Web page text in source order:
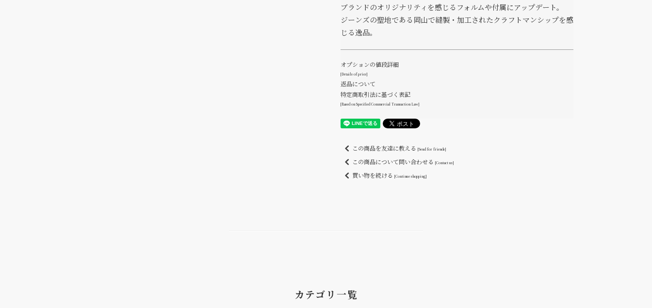
ブランドのオリジナリティを感じるフォルムや付属にアップデート。
ジーンズの聖地である岡山で縫製・加工されたクラフトマンシップを感
じる逸品。
オプションの値段詳細
[Details of price]
返品について
特定商取引法に基づく表記
[Based on Specified Commercial Transaction Law]
この商品を友達に教える [Send for friends]
この商品について問い合わせる [Contact us]
買い物を続ける [Continue shopping]
カテゴリ一覧